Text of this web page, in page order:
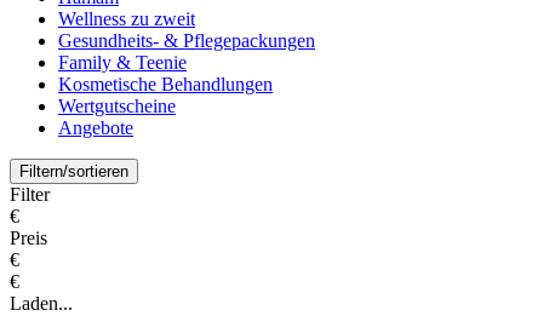
Wellness zu zweit
Gesundheits- & Pflegepackungen
Family & Teenie
Kosmetische Behandlungen
Wertgutscheine
Angebote
Filtern/sortieren
Filter
€
Preis
€
€
Laden...